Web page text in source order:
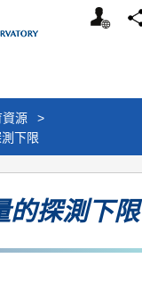
個
分
資源
>
下限
的探測下限